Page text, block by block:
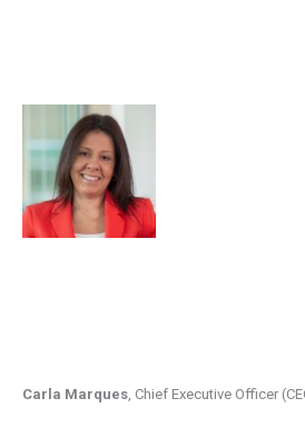
Carla Marques, Chief Executive Officer